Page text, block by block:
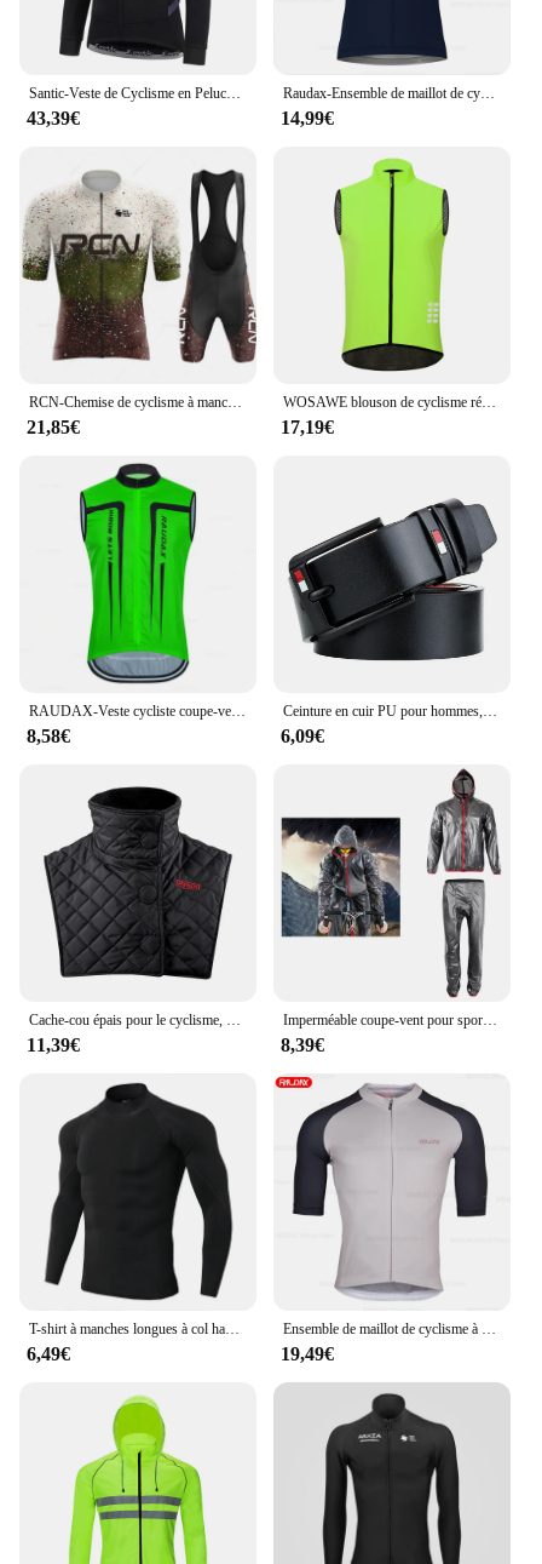
Santic-Veste de Cyclisme en Peluche pour Homme, Coupe-Vent, Chaud, Respirant, Moulant, Anti-transpiration, Hiver, KM3C01155
43,39€
Raudax-Ensemble de maillot de cyclisme à manches courtes, short à bretelles, chemise trempée, vêtements d'été, 2024
14,99€
RCN-Chemise de cyclisme à manches courtes pour hommes, TriDuvet Team, Vêtements de course de montagne VTT, Été, Nouvelle arrivée, 2023
21,85€
WOSAWE blouson de cyclisme réfléchissant pour homme, coupe-vent imperméable pour vélo de montagne vtt, coupe-vent pour course à pied, équitation, vélo
17,19€
RAUDAX-Veste cycliste coupe-vent, gilet sans manches, sweat léger, veste de vélo, extérieur, nouveau, 2022
8,58€
Ceinture en cuir PU pour hommes, haute qualité, designer de luxe, marque de mode, sangle à broches, vintage, environnement pour jeans, loisirs
6,09€
Cache-cou épais pour le cyclisme, écharpe de moto, bavoir chaud, protecteur de poitrine, vélo, extérieur, hiver
11,39€
Imperméable coupe-vent pour sports de plein air, veste poncho de pluie, pantalon de vélo, vélo, cyclisme, équitation, camping, sourire léger
8,39€
6,49€ 19,49€